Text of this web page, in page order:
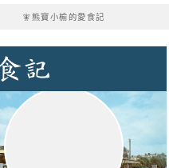
🧚熊寶小榆的愛食記